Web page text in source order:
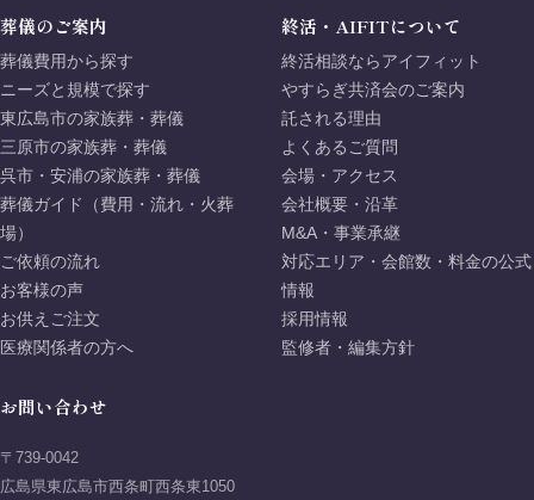
葬儀のご案内
葬儀費用から探す
ニーズと規模で探す
東広島市の家族葬・葬儀
三原市の家族葬・葬儀
呉市・安浦の家族葬・葬儀
葬儀ガイド（費用・流れ・火葬
場）
ご依頼の流れ
お客様の声
お供えご注文
医療関係者の方へ
終活・AIFITについて
終活相談ならアイフィット
やすらぎ共済会のご案内
託される理由
よくあるご質問
会場・アクセス
会社概要・沿革
M&A・事業承継
対応エリア・会館数・料金の公式
情報
採用情報
監修者・編集方針
お問い合わせ
〒739-0042
広島県東広島市西条町西条東1050